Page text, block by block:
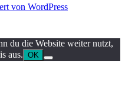
von WordPress
du die Website weiter nutzt,
aus. OK